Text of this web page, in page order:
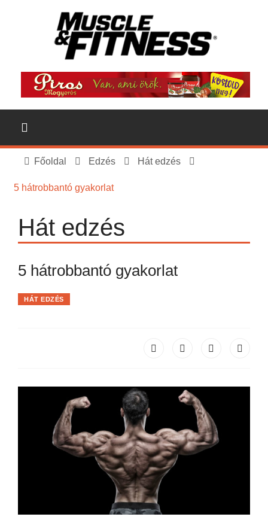
Főoldal Edzés Hát edzés
5 hátrobbantó gyakorlat
Hát edzés
5 hátrobbantó gyakorlat
HÁT EDZÉS